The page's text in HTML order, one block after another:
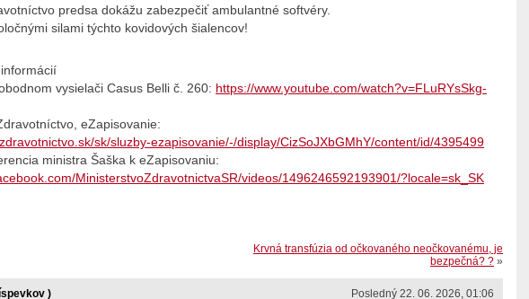
predsa dokážu zabezpečiť ambulantné softvéry.
silami týchto kovidových šialencov!
vysielači Casus Belli č. 260: https://www.youtube.com/watch?v=FLuRYsSkg-
eZapisovanie:
sk/sluzby-ezapisovanie/-/display/CizSoJXbGMhY/content/id/4395499
ministra Šaška k eZapisovaniu:
MinisterstvoZdravotnictvaSR/videos/1496246592193901/?locale=sk_SK
Krvná transfúzia od očkovaného neočkovanému, je
bezpečná? ? »
Posledný 22. 06. 2026, 01:06
)